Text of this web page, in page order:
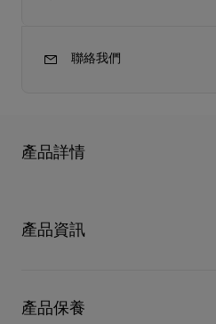
聯絡我們
產品詳情
工藝。管狀弧形手挽連接模仿Miss
片，袋身以黑色Cordia小牛皮製造
產品資訊
顏色
黑色
物料
小牛皮
產品保養